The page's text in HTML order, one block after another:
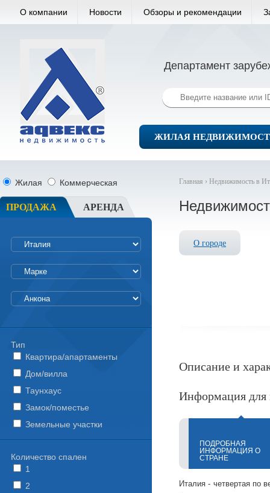
О компании Новости Обзоры и рекомендации
Департамент
ЖИЛАЯ
Главная › Недвижимость в
О городе
Описание и
Информация для
ПОДРОБНАЯ
ИНФОРМАЦИЯ О
СТРАНЕ
Италия - четвертая по
Жилая Коммерческая
ПРОДАЖА АРЕНДА
Тип
Квартира/апартаменты
Дом/вилла
Таунхаус
Замок/поместье
Земельные участки
Количество спален
1
2